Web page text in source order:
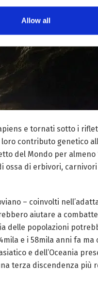
Allow all
e tornati sotto i
loro contributo genetico
del Mondo per almeno
ossa di erbivori,
– coinvolti
aiutare a
delle popolazioni
e i 58mila anni fa ma
e dell’Oceania
terza discendenza più